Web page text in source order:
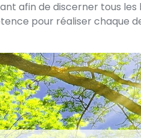
afin de discerner tous
pour réaliser chaque